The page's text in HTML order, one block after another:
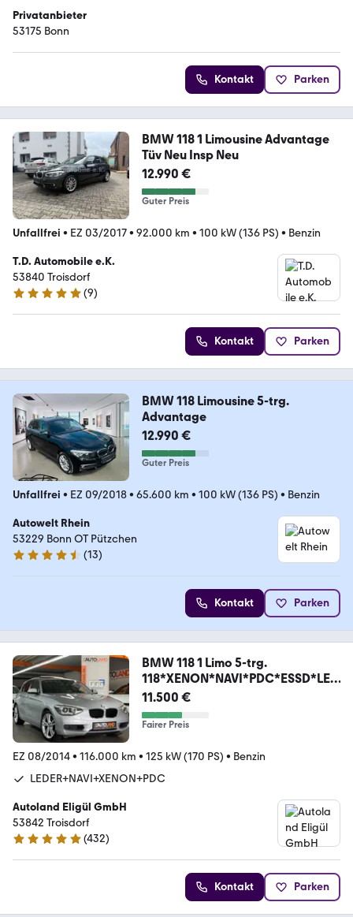
Privatanbieter
53175 Bonn
Kontakt Parken
BMW 118 1 Limousine Advantage
Tüv Neu Insp Neu
12.990 €
Guter Preis
Unfallfrei • EZ 03/2017• 92.000 km • 100 kW (136 PS) • Benzin
T.D. Automobile e.K.
53840 Troisdorf
4.8 Sterne
(9)
Kontakt Parken
BMW 118 Limousine 5-trg.
Advantage
12.990 €
Guter Preis
Unfallfrei • EZ 09/2018• 65.600 km • 100 kW (136 PS) • Benzin
Autowelt Rhein
53229 Bonn OT Pützchen
4.7 Sterne
(13)
Kontakt Parken
BMW 118 1 Limo 5-trg.
118*XENON*NAVI*PDC*ESSD*LED
ER
11.500 €
Fairer Preis
EZ 08/2014• 116.000 km • 125 kW (170 PS) • Benzin
LEDER+NAVI+XENON+PDC
Autoland Eligül GmbH
53842 Troisdorf
4.8 Sterne
(432)
Kontakt Parken